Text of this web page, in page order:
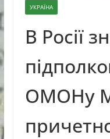
УКРАЇНА
В Росії
ОМОНу